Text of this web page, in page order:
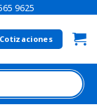
9625
Cotizaciones